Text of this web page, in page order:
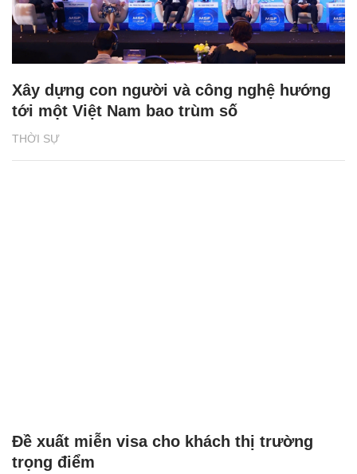
THỜI SỰ
Xây dựng con người và công nghệ hướng
tới một Việt Nam bao trùm số
Đề xuất miễn visa cho khách thị trường
trọng điểm